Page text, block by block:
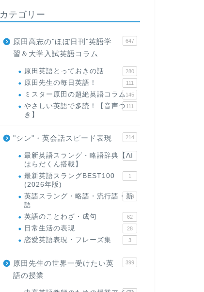
カテゴリー
原田高志の"ほぼ日刊"英語学
習＆大学入試英語コラム
647
原田英語とっておきの話 280
原田先生の毎日英語！ 111
ミスター原田の超絶英語コラム145
やさしい英語で多読！【音声つ
き】
111
"シン"・英会話スピード表現 214
最新英語スラング・略語辞典【AI
はらだくん搭載】
1
最新英語スラングBEST100
(2026年版)
1
英語スラング・略語・流行語・新
語
119
英語のことわざ・成句 62
日常生活の表現 28
恋愛英語表現・フレーズ集 3
原田先生の世界一受けたい英
語の授業
399